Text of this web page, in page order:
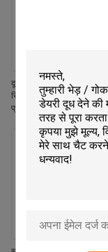
दूध प्रवाह मीटर हेरिंग बोन मिल्किंग
सिस्टम सीई आईएसओ एसजीएस
प्रमाणित मोबाइल मिल्किंग मशीन